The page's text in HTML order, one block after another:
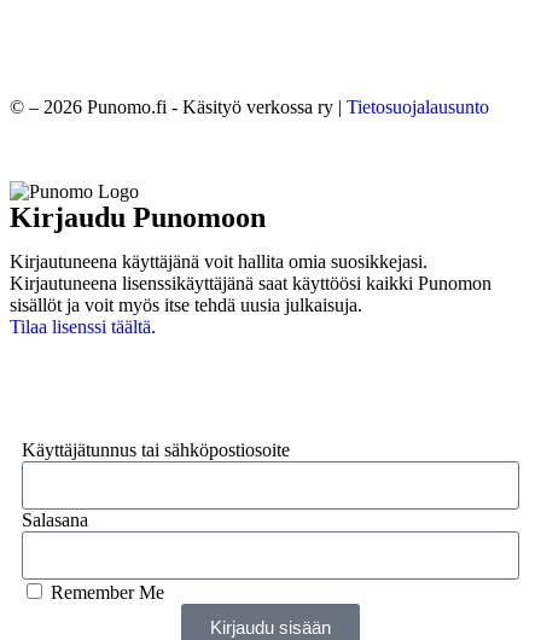
© – 2026 Punomo.fi - Käsityö verkossa ry | Tietosuojalausunto
Kirjaudu Punomoon
Kirjautuneena käyttäjänä voit hallita omia suosikkejasi.
Kirjautuneena lisenssikäyttäjänä saat käyttöösi kaikki Punomon
sisällöt ja voit myös itse tehdä uusia julkaisuja.
Tilaa lisenssi täältä.
Käyttäjätunnus tai sähköpostiosoite
Salasana
Remember Me
Kirjaudu sisään